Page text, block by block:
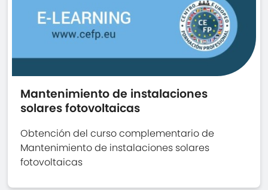
Mantenimiento de instalaciones
solares fotovoltaicas
Obtención del curso complementario de
Mantenimiento de instalaciones solares
fotovoltaicas